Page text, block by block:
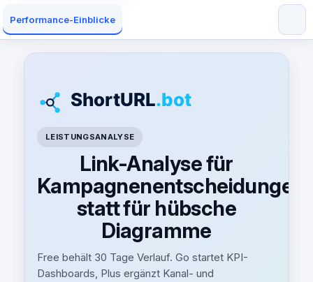
Performance-Einblicke
LEISTUNGSANALYSE
Link-Analyse für
Kampagnenentscheidungen
statt für hübsche
Diagramme
Free behält 30 Tage Verlauf. Go startet KPI-
Dashboards, Plus ergänzt Kanal- und